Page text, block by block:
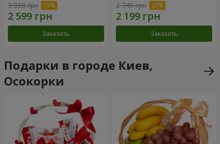
3 058 грн
Заказать
2 749 грн
Заказать
Подарки в городе Киев,
Осокорки